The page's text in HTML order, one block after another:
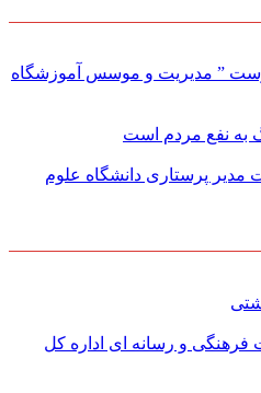
” مدیریت و موسس آموزشگاه
به نفع مردم است
مدیر پرستاری دانشگاه علوم
و رسانه ای اداره کل